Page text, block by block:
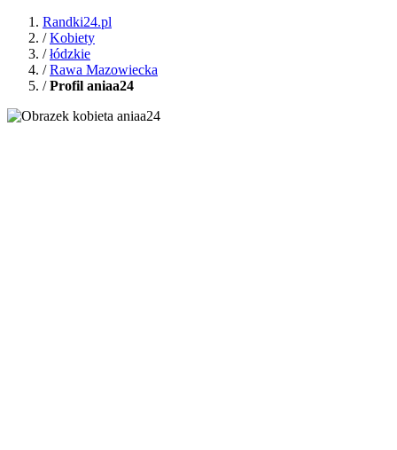
Randki24.pl
/Kobiety
/łódzkie
/Rawa Mazowiecka
/Profil aniaa24